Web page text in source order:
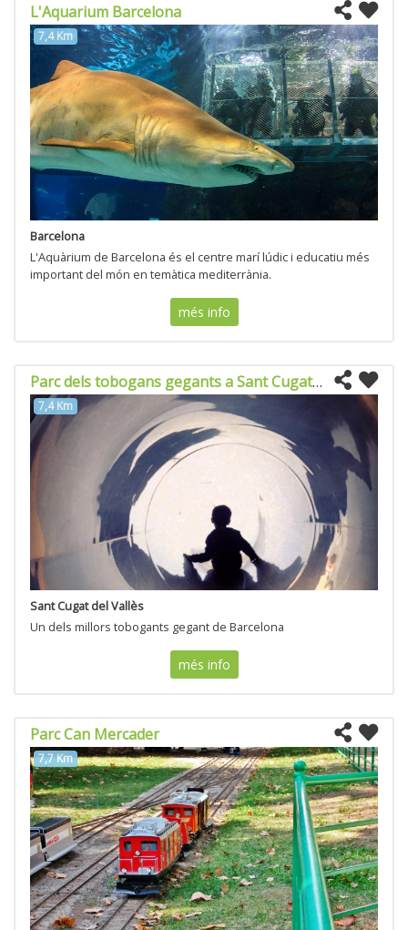
L'Aquarium Barcelona
7,4 Km
Barcelona
L'Aquàrium de Barcelona és el centre marí lúdic i educatiu més
important del món en temàtica mediterrània.
més info
Parc dels tobogans gegants a Sant Cugat del Valles
7,4 Km
Sant Cugat del Vallès
Un dels millors tobogants gegant de Barcelona
més info
Parc Can Mercader
7,7 Km